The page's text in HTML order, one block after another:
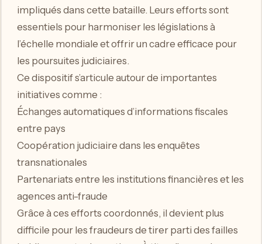
impliqués dans cette bataille. Leurs efforts sont
essentiels pour harmoniser les législations à
l’échelle mondiale et offrir un cadre efficace pour
les poursuites judiciaires.
Ce dispositif s’articule autour de importantes
initiatives comme :
Échanges automatiques d’informations fiscales
entre pays
Coopération judiciaire dans les enquêtes
transnationales
Partenariats entre les institutions financières et les
agences anti-fraude
Grâce à ces efforts coordonnés, il devient plus
difficile pour les fraudeurs de tirer parti des failles